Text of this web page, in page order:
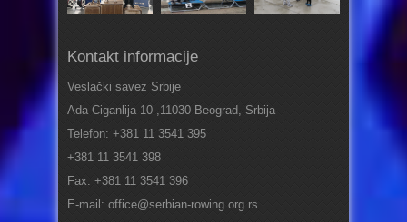
Kontakt informacije
Veslački savez Srbije
Ada Ciganlija 10 ,11030 Beograd, Srbija
Telefon: +381 11 3541 395
+381 11 3541 398
Fax: +381 11 3541 396
E-mail: office@serbian-rowing.org.rs